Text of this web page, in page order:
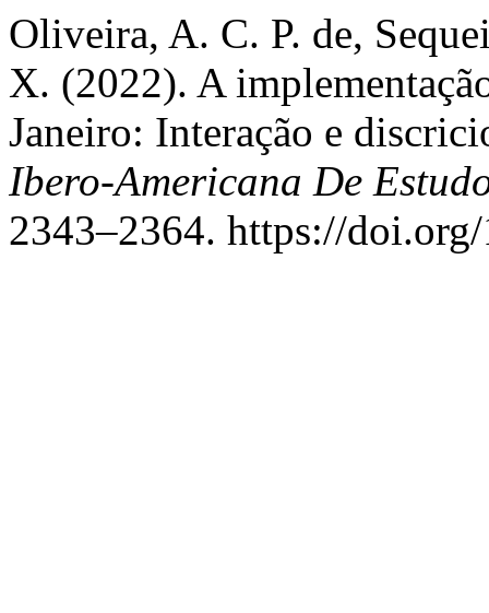
Oliveira, A. C. P. de,
X. (2022). A
Janeiro: Interação e
Ibero-Americana De
2343–2364. https://